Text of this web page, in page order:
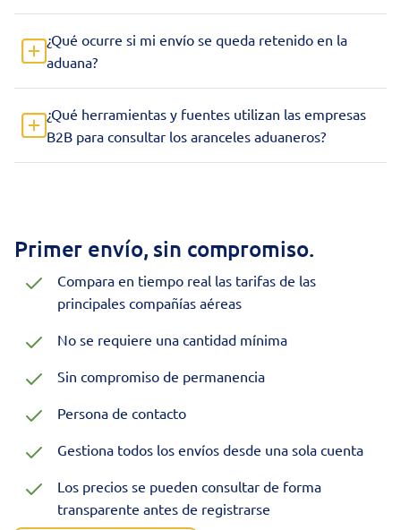
¿Qué ocurre si mi envío se queda retenido en la
aduana?
¿Qué herramientas y fuentes utilizan las empresas
B2B para consultar los aranceles aduaneros?
Primer envío, sin compromiso.
Compara en tiempo real las tarifas de las
principales compañías aéreas
No se requiere una cantidad mínima
Sin compromiso de permanencia
Persona de contacto
Gestiona todos los envíos desde una sola cuenta
Los precios se pueden consultar de forma
transparente antes de registrarse